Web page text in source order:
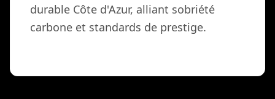
durable Côte d'Azur, alliant sobriété
carbone et standards de prestige.